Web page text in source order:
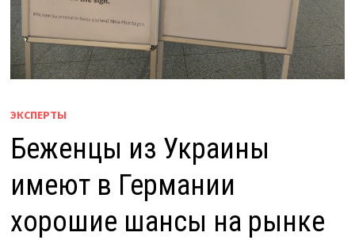
ЭКСПЕРТЫ
Беженцы из Украины
имеют в Германии
хорошие шансы на рынке